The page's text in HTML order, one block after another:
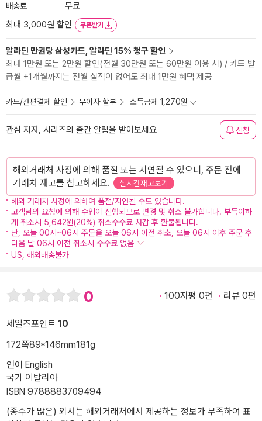
배송료
무료
최대 3,000원 할인
쿠폰받기
알라딘 만권당 삼성카드, 알라딘 15% 청구 할인
최대 1만원 또는 2만원 할인(전월 30만원 또는 60만원 이용 시) / 카드 발
급월 +1개월까지는 전월 실적이 없어도 최대 1만원 혜택 제공
카드/간편결제 할인 무이자 할부 소득공제 1,270원
관심 저자, 시리즈의 출간 알림을 받아보세요 신청
해외거래처 사정에 의해 품절 또는 지연될 수 있으니, 주문 전에
거래처 재고를 참고하세요.
실시간재고보기
해외 거래처 사정에 의하여 품절/지연될 수도 있습니다.
고객님의 요청에 의해 수입이 진행되므로 변경 및 취소 불가합니다. 부득이하
게 취소시 5,642원(20%) 취소수수료 차감 후 환불됩니다.
단, 오늘 00시~06시 주문을 오늘 06시 이전 취소, 오늘 06시 이후 주문 후
다음 날 06시 이전 취소시 수수료 없음
US, 해외배송불가
0 100자평 0편 리뷰 0편
세일즈포인트 10
172쪽89*146mm181g
언어 English
국가 이탈리아
ISBN 9788883709494
(종수가 많은) 외서는 해외거래처에서 제공하는 정보가 부족하여 표